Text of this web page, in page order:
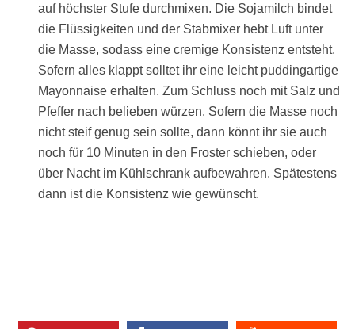
auf höchster Stufe durchmixen. Die Sojamilch bindet
die Flüssigkeiten und der Stabmixer hebt Luft unter
die Masse, sodass eine cremige Konsistenz entsteht.
Sofern alles klappt solltet ihr eine leicht puddingartige
Mayonnaise erhalten. Zum Schluss noch mit Salz und
Pfeffer nach belieben würzen. Sofern die Masse noch
nicht steif genug sein sollte, dann könnt ihr sie auch
noch für 10 Minuten in den Froster schieben, oder
über Nacht im Kühlschrank aufbewahren. Spätestens
dann ist die Konsistenz wie gewünscht.